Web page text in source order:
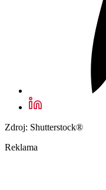
Zdroj: Shutterstock®
Reklama